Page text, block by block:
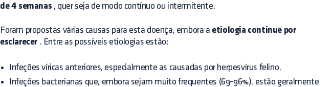
de 4 semanas , quer seja de modo contínuo ou intermitente.
Foram propostas várias causas para esta doença, embora a etiologia continue por
esclarecer . Entre as possíveis etiologias estão:
Infeções víricas anteriores, especialmente as causadas por herpesvírus felino.
Infeções bacterianas que, embora sejam muito frequentes (69-96%), estão geralmente